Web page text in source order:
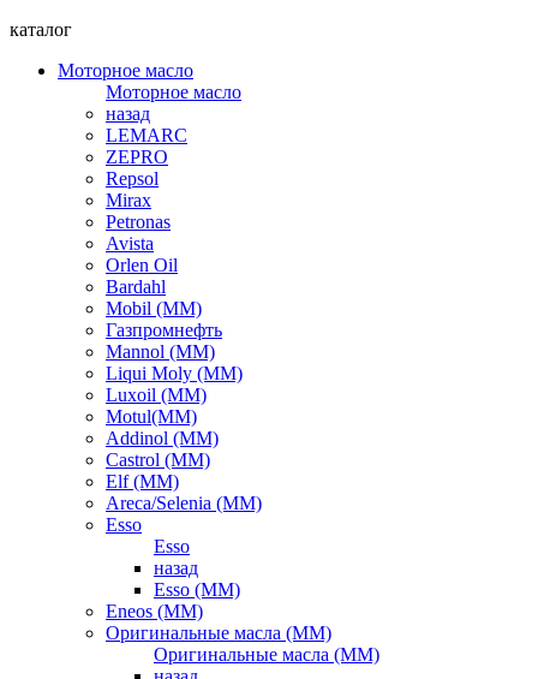
каталог
Моторное масло
Моторное масло
назад
LEMARC
ZEPRO
Repsol
Mirax
Petronas
Avista
Orlen Oil
Bardahl
Mobil (ММ)
Газпромнефть
Mannol (ММ)
Liqui Moly (ММ)
Luxoil (ММ)
Motul(ММ)
Addinol (ММ)
Castrol (ММ)
Elf (ММ)
Areca/Selenia (ММ)
Esso
Esso
назад
Esso (ММ)
Eneos (ММ)
Оригинальные масла (ММ)
Оригинальные масла (ММ)